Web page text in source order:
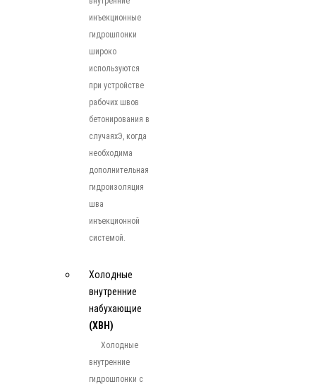
инъекционные
гидрошпонки
широко
используются
при устройстве
рабочих швов
бетонирования в
случаяхЭ, когда
необходима
дополнительная
гидроизоляция
шва
инъекционной
системой.
Холодные
внутренние
набухающие
(ХВН)
Холодные
внутренние
гидрошпонки с